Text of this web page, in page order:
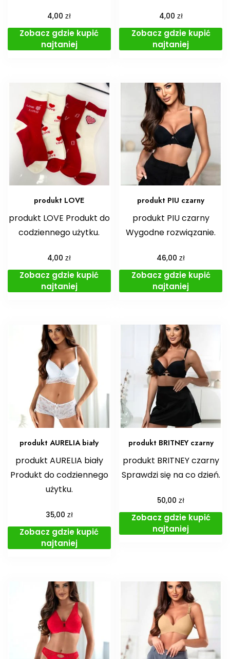
4,00zł
Zobacz gdzie kupić
najtaniej
4,00 zł
Zobacz gdzie kupić
najtaniej
produkt LOVE
produkt LOVE Produkt do
codziennego użytku.
4,00zł
Zobacz gdzie kupić
najtaniej
produkt PIU czarny
produkt PIU czarny
Wygodne rozwiązanie.
46,00zł
Zobacz gdzie kupić
najtaniej
produkt AURELIA biały
produkt AURELIA biały
Produkt do codziennego
użytku.
35,00 zł
Zobacz gdzie kupić
najtaniej
produkt BRITNEY czarny
produkt BRITNEY czarny
Sprawdzi się na co dzień.
50,00zł
Zobacz gdzie kupić
najtaniej